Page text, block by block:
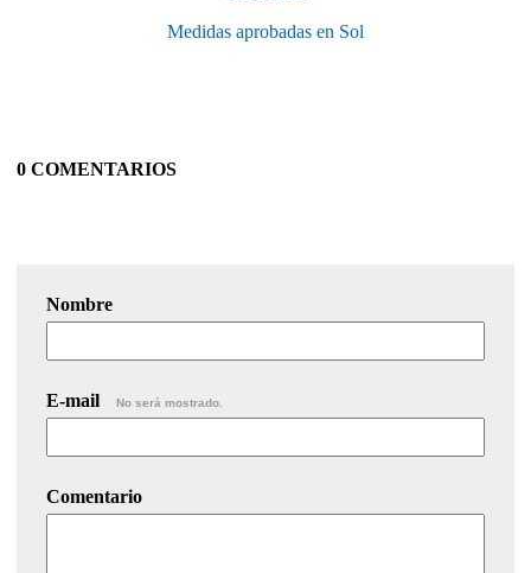
Medidas aprobadas en Sol
0 COMENTARIOS
Nombre
E-mail No será mostrado.
Comentario